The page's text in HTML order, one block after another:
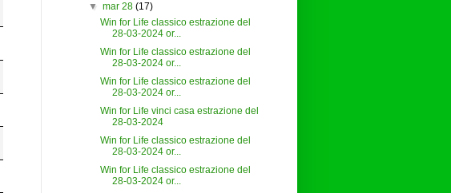
▼ mar 28 (17)
Win for Life classico estrazione del
28-03-2024 or...
Win for Life classico estrazione del
28-03-2024 or...
Win for Life classico estrazione del
28-03-2024 or...
Win for Life vinci casa estrazione del
28-03-2024
Win for Life classico estrazione del
28-03-2024 or...
Win for Life classico estrazione del
28-03-2024 or...